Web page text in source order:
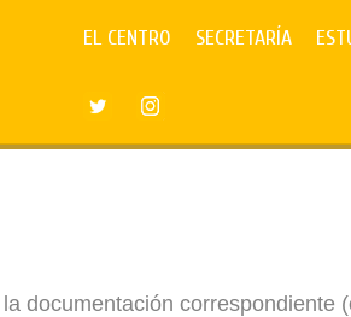
EL CENTRO SECRETARÍA
documentación correspondiente